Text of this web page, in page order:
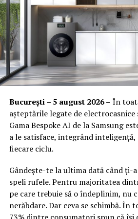
Ridica-t
atarainainte de
Daca esti dintre cei mai bine
si 6 August, bratara din:
Orange Shop Victoriei (9:00 –
Orange Shop Park Lake
Incepand cu luni, 3.08, batarile pot
aplicatia WOLT.
Vineri, 7 august: 10:00 – 13:00
Ridicarea bratarilor inainte de
exclusiv de catre detinatorii de
București – 5 august 2026 – În
așteptările legate de electrocasnice
Gama Bespoke AI de la Samsung
a le satisface, integrând
fiecare ciclu.
Gândește-te la ultima dată când ți-
speli rufele. Pentru majoritatea
pe care trebuie să o îndeplinim, nu
nerăbdare. Dar ceva se schimbă. În